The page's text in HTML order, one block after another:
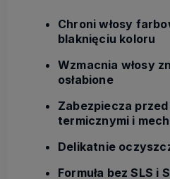
Chroni włosy
blaknięciu koloru
Wzmacnia włosy
osłabione
Zabezpiecza
termicznymi i
Delikatnie
Formuła bez SLS i